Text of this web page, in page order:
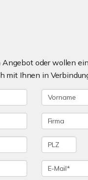
Angebot oder wollen
mit Ihnen in